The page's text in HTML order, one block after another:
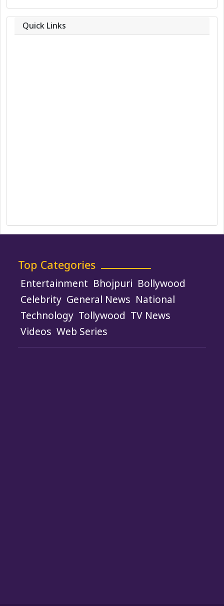
Quick Links
Top Categories
Entertainment Bhojpuri Bollywood
Celebrity General News National
Technology Tollywood TV News
Videos Web Series